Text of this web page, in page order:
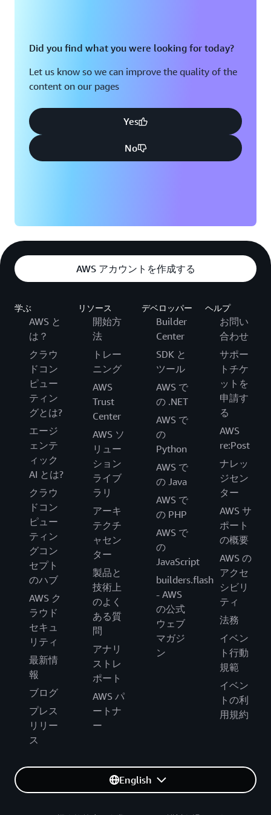
Did you find what you were looking for today?
Let us know so we can improve the quality of the
content on our pages
Yes
No
AWS アカウントを作成する
学ぶ
AWS と
は？
クラウ
ドコン
ピュー
ティン
グとは?
エージ
ェンテ
ィック
AI とは?
クラウ
ドコン
ピュー
ティン
グコン
セプト
のハブ
AWS ク
ラウド
セキュ
リティ
最新情
報
ブログ
プレス
リリー
ス
リソース
開始方
法
トレー
ニング
AWS
Trust
Center
AWS ソ
リュー
ション
ライブ
ラリ
アーキ
テクチ
ャセン
ター
製品と
技術上
のよく
ある質
問
アナリ
ストレ
ポート
AWS パ
ートナ
ー
デベロッパー
Builder
Center
SDK と
ツール
AWS で
の .NET
AWS で
の
Python
AWS で
の Java
AWS で
の PHP
AWS で
の
JavaScript
builders.flash
- AWS
の公式
ウェブ
マガジ
ン
ヘルプ
お問い
合わせ
サポー
トチケ
ットを
申請す
る
AWS
re:Post
ナレッ
ジセン
ター
AWS サ
ポート
の概要
AWS の
アクセ
シビリ
ティ
法務
イベン
ト行動
規範
イベン
トの利
用規約
English